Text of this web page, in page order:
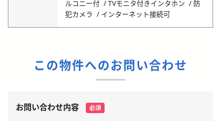
ルコニー付 TVモニタ付きインタホン
防
犯カメラ
インターネット接続可
この物件へのお問い合わせ
お問い合わせ内容 必須